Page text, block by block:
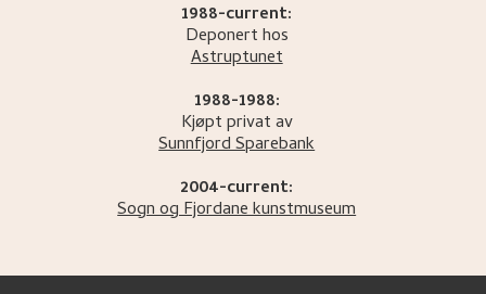
1988-current:
Deponert hos
Astruptunet
1988-1988:
Kjøpt privat av
Sunnfjord Sparebank
2004-current:
Sogn og Fjordane kunstmuseum